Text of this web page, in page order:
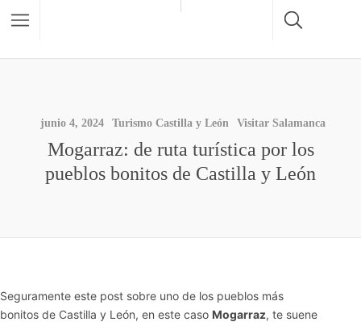
junio 4, 2024 Turismo Castilla y León Visitar Salamanca
Mogarraz: de ruta turística por los
pueblos bonitos de Castilla y León
Seguramente este post sobre uno de los pueblos más
bonitos de Castilla y León, en este caso Mogarraz, te suene